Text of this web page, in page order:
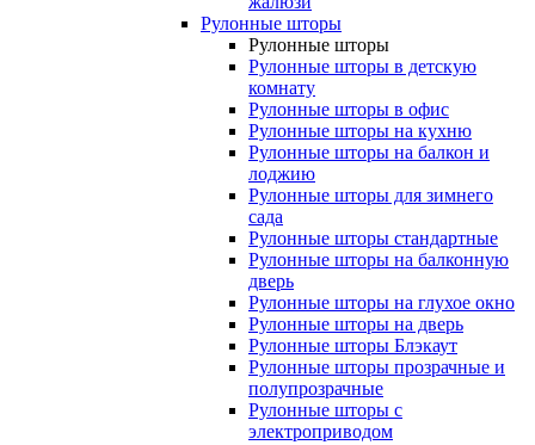
Рулонные шторы
Рулонные шторы
Рулонные шторы в детскую
комнату
Рулонные шторы в офис
Рулонные шторы на кухню
Рулонные шторы на балкон и
лоджию
Рулонные шторы для зимнего
сада
Рулонные шторы стандартные
Рулонные шторы на балконную
дверь
Рулонные шторы на глухое окно
Рулонные шторы на дверь
Рулонные шторы Блэкаут
Рулонные шторы прозрачные и
полупрозрачные
Рулонные шторы с
электроприводом